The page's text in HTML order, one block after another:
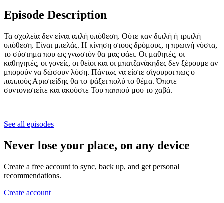
Episode Description
Τα σχολεία δεν είναι απλή υπόθεση. Ούτε καν διπλή ή τριπλή
υπόθεση. Είναι μπελάς. Η κίνηση στους δρόμους, η πρωινή νύστα,
το σύστημα που ως γνωστόν θα μας φάει. Οι μαθητές, οι
καθηγητές, οι γονείς, οι θείοι και οι μπατζανάκηδες δεν ξέρουμε αν
μπορούν να δώσουν λύση. Πάντως να είστε σίγουροι πως ο
παππούς Αριστείδης θα το ψάξει πολύ το θέμα. Όποτε
συντονιστείτε και ακούστε Του παππού μου το χαβά.
See all episodes
Never lose your place, on any device
Create a free account to sync, back up, and get personal
recommendations.
Create account